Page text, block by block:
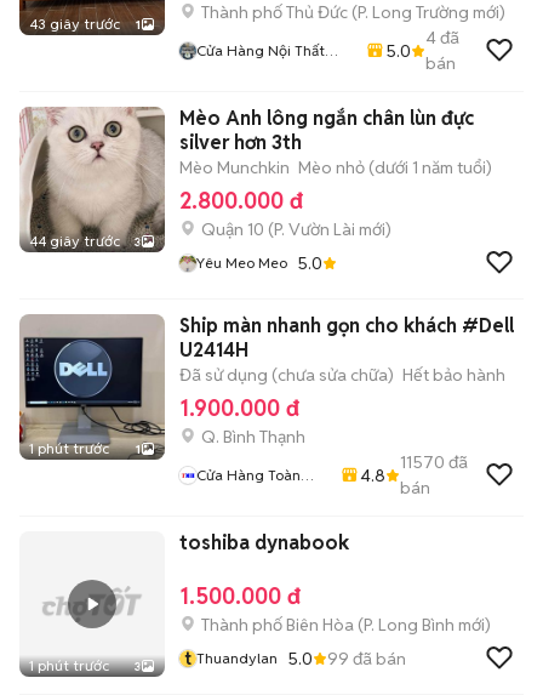
43 giây trước 1
Thành phố Thủ Đức (P. Long Trường mới)
Cửa Hàng Nội Thất
5.0
4đã
bán
44 giây trước 3
Mèo Anh lông ngắn chân lùn đực
silver hơn 3th
Mèo Munchkin Mèo nhỏ (dưới 1 năm tuổi)
2.800.000 đ
Quận 10 (P. Vườn Lài mới)
Yêu Meo Meo 5.0
1 phút trước 1
Ship màn nhanh gọn cho khách #Dell
U2414H
Đã sử dụng (chưa sửa chữa) Hết bảo hành
1.900.000 đ
Q. Bình Thạnh
Cửa Hàng Toàn
4.8
11570 đã
bán
1 phút trước 3
toshiba dynabook
1.500.000 đ
Thành phố Biên Hòa (P. Long Bình mới)
t Thuandylan 5.0 99 đã bán